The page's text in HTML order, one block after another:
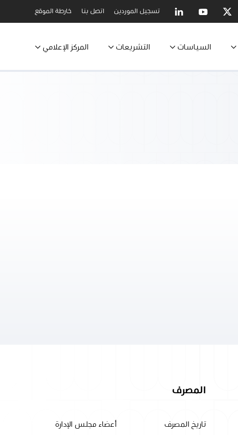
تسجيل الموردين اتصل بنا خارطة الموقع
السياسات التشريعات المركز الإعلامي
المصرف
تاريخ المصرف أعضاء مجلس الإدارة